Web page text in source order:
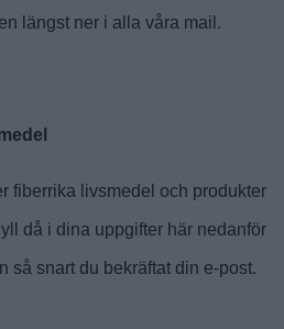
längst ner i alla våra mail.
fiberrika livsmedel och produkter
då i dina uppgifter här nedanför
så snart du bekräftat din e-post.